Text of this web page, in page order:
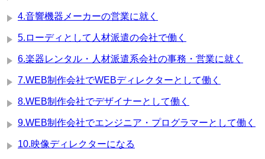
4.音響機器メーカーの営業に就く
5.ローディとして人材派遣の会社で働く
6.楽器レンタル・人材派遣系会社の事務・営業に就く
7.WEB制作会社でWEBディレクターとして働く
8.WEB制作会社でデザイナーとして働く
9.WEB制作会社でエンジニア・プログラマーとして働く
10.映像ディレクターになる